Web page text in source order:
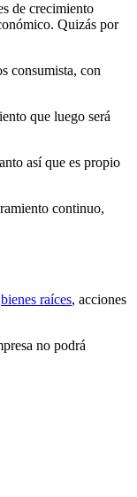
de crecimiento
Quizás por
consumista, con
que luego será
así que es propio
continuo,
bienes raíces, acciones
no podrá